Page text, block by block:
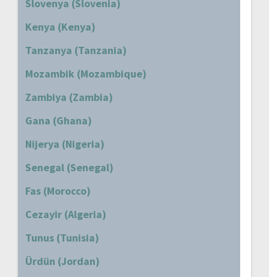
Slovenya (Slovenia)
Kenya (Kenya)
Tanzanya (Tanzania)
Mozambik (Mozambique)
Zambiya (Zambia)
Gana (Ghana)
Nijerya (Nigeria)
Senegal (Senegal)
Fas (Morocco)
Cezayir (Algeria)
Tunus (Tunisia)
Ürdün (Jordan)